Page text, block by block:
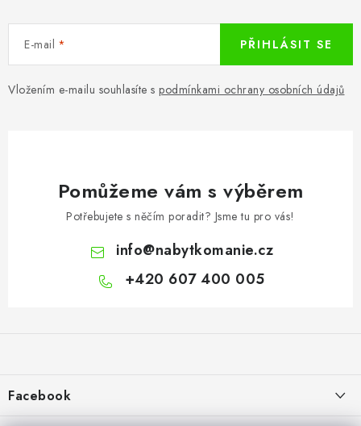
E-mail
Vložením e-mailu souhlasíte s podmínkami ochrany osobních údajů
PŘIHLÁSIT SE
Pomůžeme vám s výběrem
Potřebujete s něčím poradit? Jsme tu pro vás!
info@nabytkomanie.cz
+420 607 400 005
aFacebook